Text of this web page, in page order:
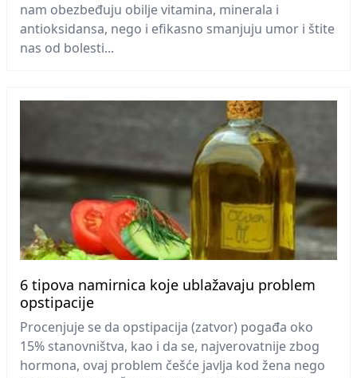
nam obezbeđuju obilje vitamina, minerala i
antioksidansa, nego i efikasno smanjuju umor i štite
nas od bolesti...
6 tipova namirnica koje ublažavaju problem
opstipacije
Procenjuje se da opstipacija (zatvor) pogađa oko
15% stanovništva, kao i da se, najverovatnije zbog
hormona, ovaj problem češće javlja kod žena nego